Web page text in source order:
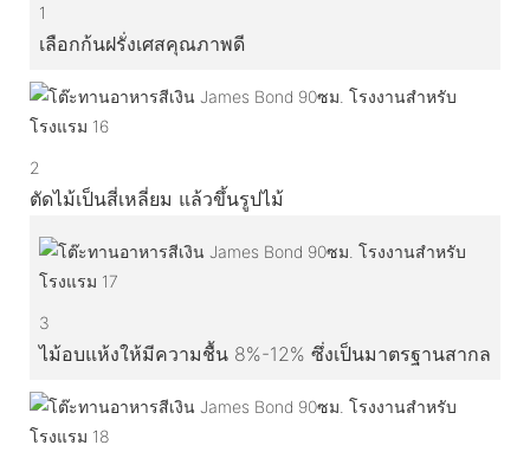
1
เลือกก้นฝรั่งเศสคุณภาพดี
2
ตัดไม้เป็นสี่เหลี่ยม แล้วขึ้นรูปไม้
3
ไม้อบแห้งให้มีความชื้น 8%-12% ซึ่งเป็นมาตรฐานสากล